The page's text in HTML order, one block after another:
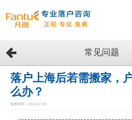
网
站
首
页
留
常见问题
落户上海后若需搬家，
么办？
发表时间：2026-07-09